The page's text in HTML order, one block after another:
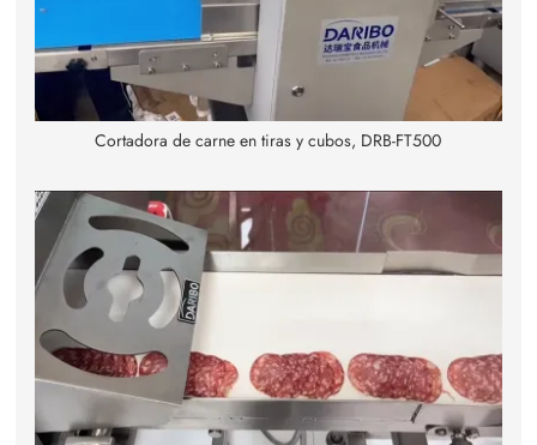
Cortadora de carne en tiras y cubos, DRB-FT500